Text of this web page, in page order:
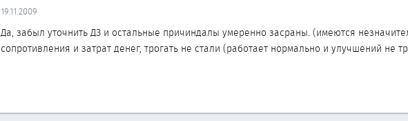
19.11.2009
Да, забыл уточнить ДЗ и остальные причиндалы умеренно засраны. (имеются
сопротивления и затрат денег, трогать не стали (работает нормально и улучшений не